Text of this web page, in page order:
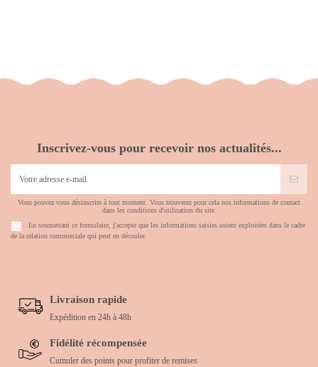
Inscrivez-vous pour recevoir nos actualités...
Vous pouvez vous désinscrire à tout moment. Vous trouverez pour cela nos informations de contact
dans les conditions d'utilisation du site.
En soumettant ce formulaire, j'accepte que les informations saisies soient exploitées dans le cadre
de la relation commerciale qui peut en découler.
Livraison rapide
Expédition en 24h à 48h
Fidélité récompensée
Cumuler des points pour profiter de remises